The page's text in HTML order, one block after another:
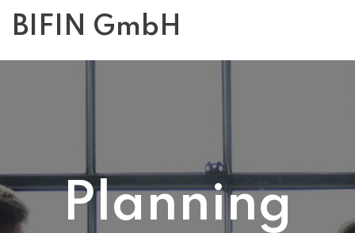
BIFIN GmbH
Planning